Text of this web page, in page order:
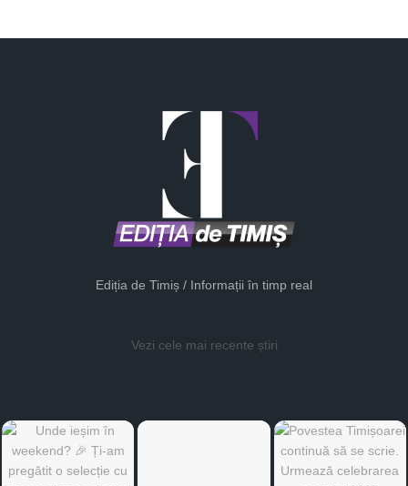
Ediția de Timiș / Informații în timp real
Vezi cele mai recente știri